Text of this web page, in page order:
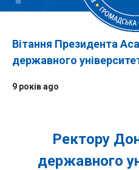
Вітання Президента
державного
9 років ago
Ректору
державного